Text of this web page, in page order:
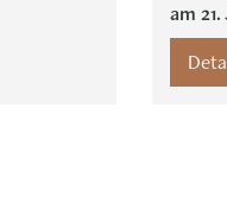
am 21.